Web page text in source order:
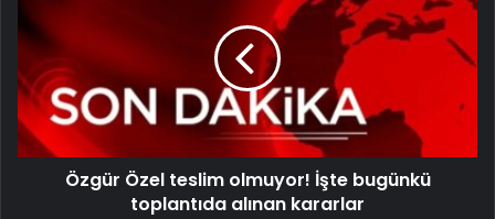
Özgür Özel teslim olmuyor! İşte bugünkü
toplantıda alınan kararlar